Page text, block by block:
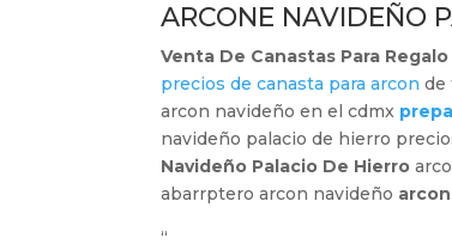
ARCONE NAVIDEÑO
Venta De Canastas Para
precios de canasta para arcon de
arcon navideño en el cdmx
navideño palacio de hierro
Navideño Palacio De Hierro
abarrptero arcon navideño
“